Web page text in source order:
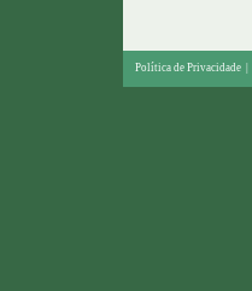
Política de Privacidade